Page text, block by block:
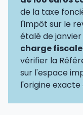
de la taxe
l'impôt sur le
étalé de
charge
vérifier la
sur l'espace
l'origine